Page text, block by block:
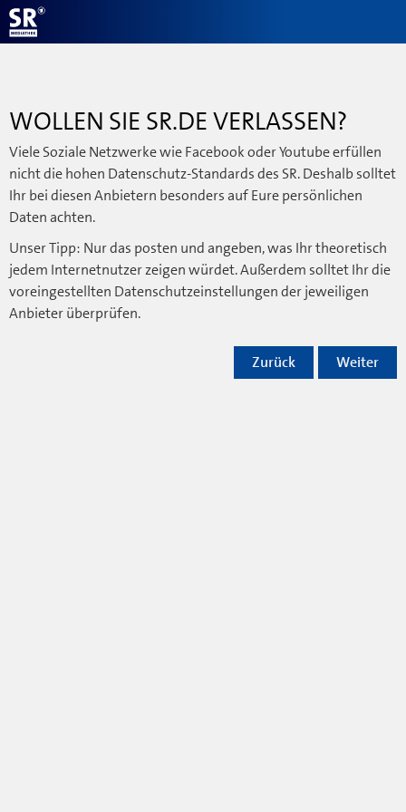
WOLLEN SIE SR.DE VERLASSEN?
Viele Soziale Netzwerke wie Facebook oder Youtube erfüllen
nicht die hohen Datenschutz-Standards des SR. Deshalb solltet
Ihr bei diesen Anbietern besonders auf Eure persönlichen
Daten achten.
Unser Tipp: Nur das posten und angeben, was Ihr theoretisch
jedem Internetnutzer zeigen würdet. Außerdem solltet Ihr die
voreingestellten Datenschutzeinstellungen der jeweiligen
Anbieter überprüfen.
Weiter
Zurück